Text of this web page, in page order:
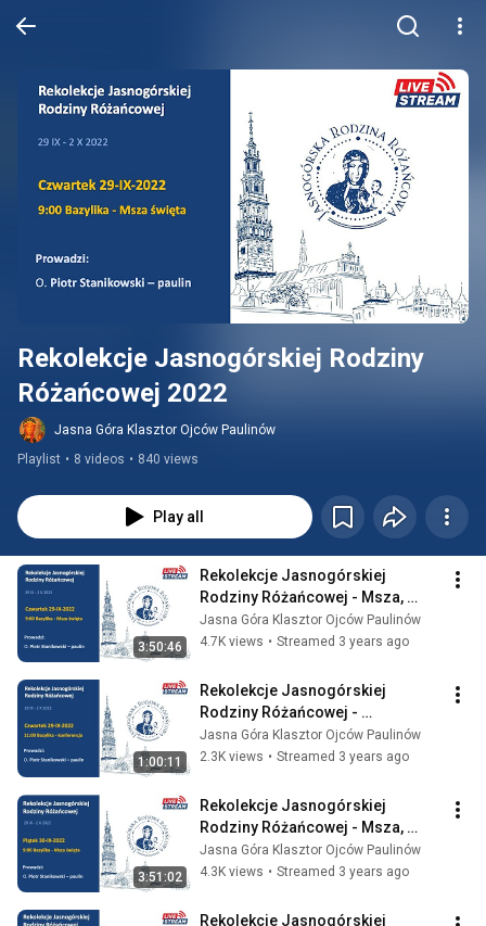
Rekolekcje Jasnogórskiej Rodziny
Różańcowej 2022
Jasna Góra Klasztor Ojców Paulinów
Playlist • 8 videos • 840 views
Play all
3:50:46
Rekolekcje Jasnogórskiej
Rodziny Różańcowej - Msza,
Różaniec, Konf, Adoracja -
29.09.2022 Jasna Góra
Jasna Góra Klasztor Ojców Paulinów
4.7K views • Streamed 3 years ago
1:00:11
Rekolekcje Jasnogórskiej
Rodziny Różańcowej -
Konferencja, Adoracja -
29.09.2022 Jasna Góra
Jasna Góra Klasztor Ojców Paulinów
2.3K views • Streamed 3 years ago
3:51:02
Rekolekcje Jasnogórskiej
Rodziny Różańcowej - Msza,
Różaniec, Konf, Dr.Krzyż -
30.09.2022 Jasna Góra
Jasna Góra Klasztor Ojców Paulinów
4.3K views • Streamed 3 years ago
Rekolekcje Jasnogórskiej